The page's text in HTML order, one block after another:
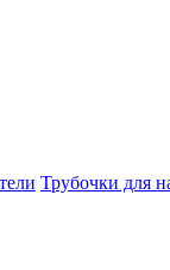
Трубочки для